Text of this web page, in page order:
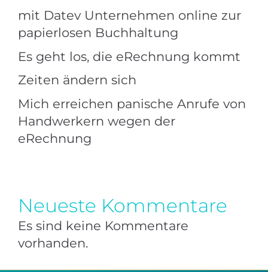
mit Datev Unternehmen online zur
papierlosen Buchhaltung
Es geht los, die eRechnung kommt
Zeiten ändern sich
Mich erreichen panische Anrufe von
Handwerkern wegen der
eRechnung
Neueste Kommentare
Es sind keine Kommentare
vorhanden.